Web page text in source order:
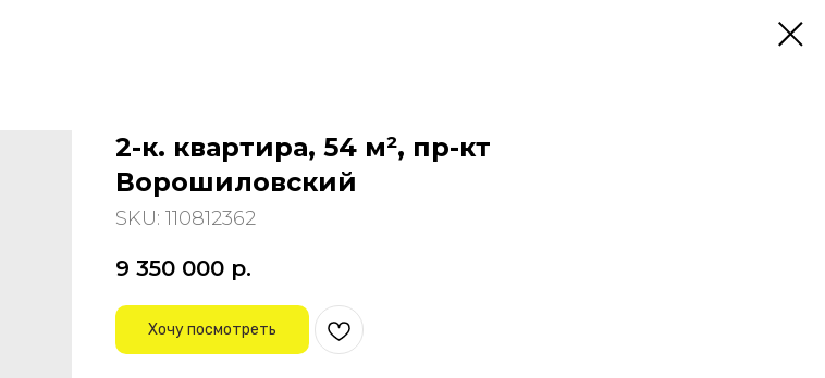
2-к. квартира, 54 м², пр-кт
Ворошиловский
SKU: 110812362
9 350 000 р.
Хочу посмотреть